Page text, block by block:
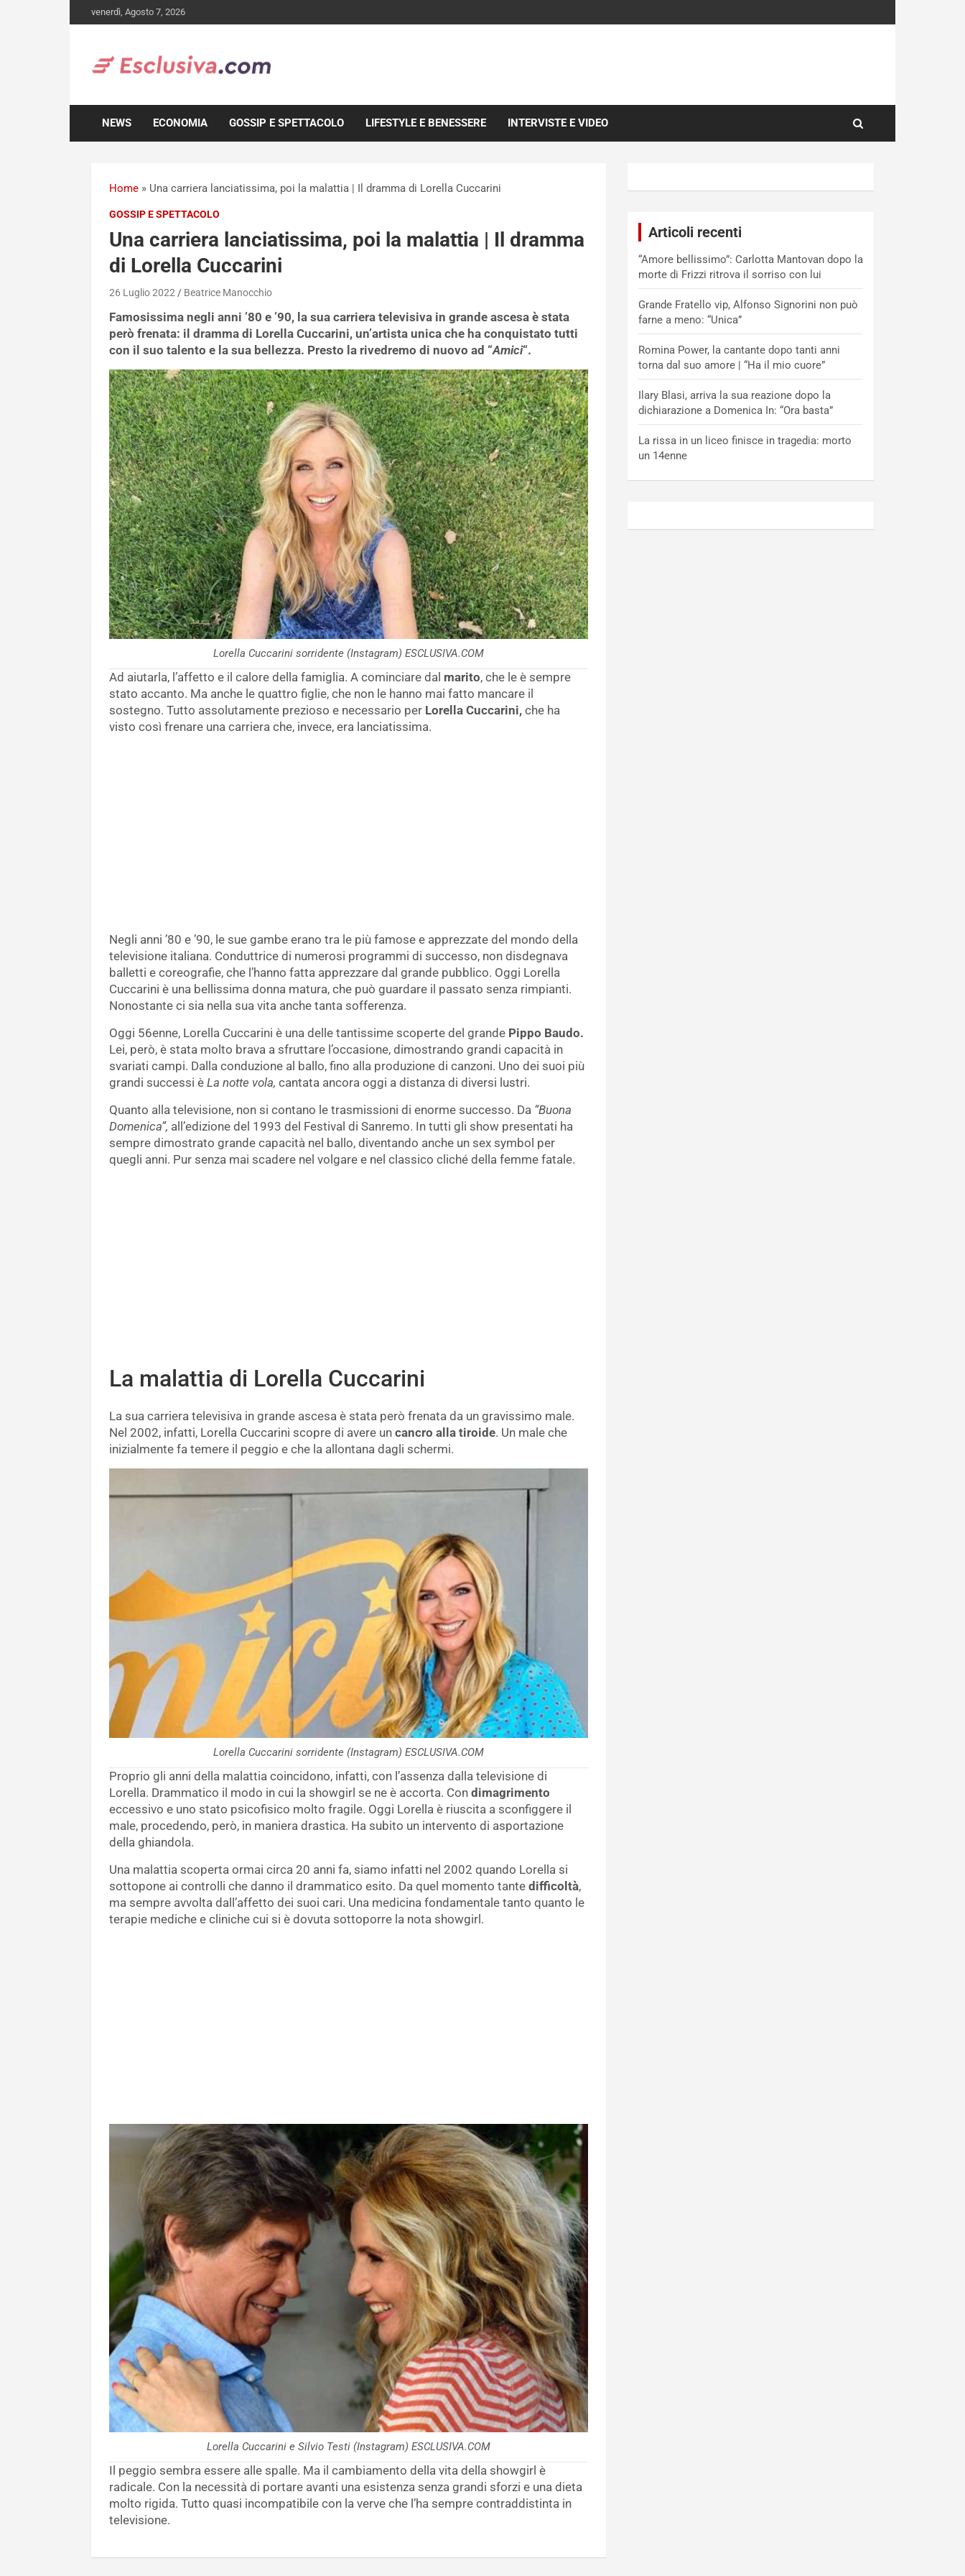
to
venerdì, Agosto 7, 2026
NEWS ECONOMIA GOSSIP E SPETTACOLO LIFESTYLE E BENESSERE INTERVISTE E VIDEO
Home » Una carriera lanciatissima, poi la malattia | Il dramma di Lorella Cuccarini
GOSSIP E SPETTACOLO
Una carriera lanciatissima, poi la malattia | Il dramma
di Lorella Cuccarini
26 Luglio 2022 Beatrice Manocchio
Famosissima negli anni ’80 e ’90, la sua carriera televisiva in grande ascesa è stata
però frenata: il dramma di Lorella Cuccarini, un’artista unica che ha conquistato tutti
con il suo talento e la sua bellezza. Presto la rivedremo di nuovo ad “Amici“.
Lorella Cuccarini sorridente (Instagram) ESCLUSIVA.COM
Ad aiutarla, l’affetto e il calore della famiglia. A cominciare dal marito, che le è sempre
stato accanto. Ma anche le quattro figlie, che non le hanno mai fatto mancare il
sostegno. Tutto assolutamente prezioso e necessario per Lorella Cuccarini, che ha
visto così frenare una carriera che, invece, era lanciatissima.
Negli anni ’80 e ’90, le sue gambe erano tra le più famose e apprezzate del mondo della
televisione italiana. Conduttrice di numerosi programmi di successo, non disdegnava
balletti e coreografie, che l’hanno fatta apprezzare dal grande pubblico. Oggi Lorella
Cuccarini è una bellissima donna matura, che può guardare il passato senza rimpianti.
Nonostante ci sia nella sua vita anche tanta sofferenza.
Oggi 56enne, Lorella Cuccarini è una delle tantissime scoperte del grande Pippo Baudo.
Lei, però, è stata molto brava a sfruttare l’occasione, dimostrando grandi capacità in
svariati campi. Dalla conduzione al ballo, fino alla produzione di canzoni. Uno dei suoi più
grandi successi è La notte vola, cantata ancora oggi a distanza di diversi lustri.
Quanto alla televisione, non si contano le trasmissioni di enorme successo. Da “Buona
Domenica”, all’edizione del 1993 del Festival di Sanremo. In tutti gli show presentati ha
sempre dimostrato grande capacità nel ballo, diventando anche un sex symbol per
quegli anni. Pur senza mai scadere nel volgare e nel classico cliché della femme fatale.
La malattia di Lorella Cuccarini
La sua carriera televisiva in grande ascesa è stata però frenata da un gravissimo male.
Nel 2002, infatti, Lorella Cuccarini scopre di avere un cancro alla tiroide. Un male che
inizialmente fa temere il peggio e che la allontana dagli schermi.
Lorella Cuccarini sorridente (Instagram) ESCLUSIVA.COM
Proprio gli anni della malattia coincidono, infatti, con l’assenza dalla televisione di
Lorella. Drammatico il modo in cui la showgirl se ne è accorta. Con dimagrimento
eccessivo e uno stato psicofisico molto fragile. Oggi Lorella è riuscita a sconfiggere il
male, procedendo, però, in maniera drastica. Ha subito un intervento di asportazione
della ghiandola.
Una malattia scoperta ormai circa 20 anni fa, siamo infatti nel 2002 quando Lorella si
sottopone ai controlli che danno il drammatico esito. Da quel momento tante difficoltà,
ma sempre avvolta dall’affetto dei suoi cari. Una medicina fondamentale tanto quanto le
terapie mediche e cliniche cui si è dovuta sottoporre la nota showgirl.
Lorella Cuccarini e Silvio Testi (Instagram) ESCLUSIVA.COM
Il peggio sembra essere alle spalle. Ma il cambiamento della vita della showgirl è
radicale. Con la necessità di portare avanti una esistenza senza grandi sforzi e una dieta
molto rigida. Tutto quasi incompatibile con la verve che l’ha sempre contraddistinta in
televisione.
Articoli recenti
“Amore bellissimo”: Carlotta Mantovan dopo la
morte di Frizzi ritrova il sorriso con lui
Grande Fratello vip, Alfonso Signorini non può
farne a meno: “Unica”
Romina Power, la cantante dopo tanti anni
torna dal suo amore | “Ha il mio cuore”
Ilary Blasi, arriva la sua reazione dopo la
dichiarazione a Domenica In: “Ora basta”
La rissa in un liceo finisce in tragedia: morto
un 14enne